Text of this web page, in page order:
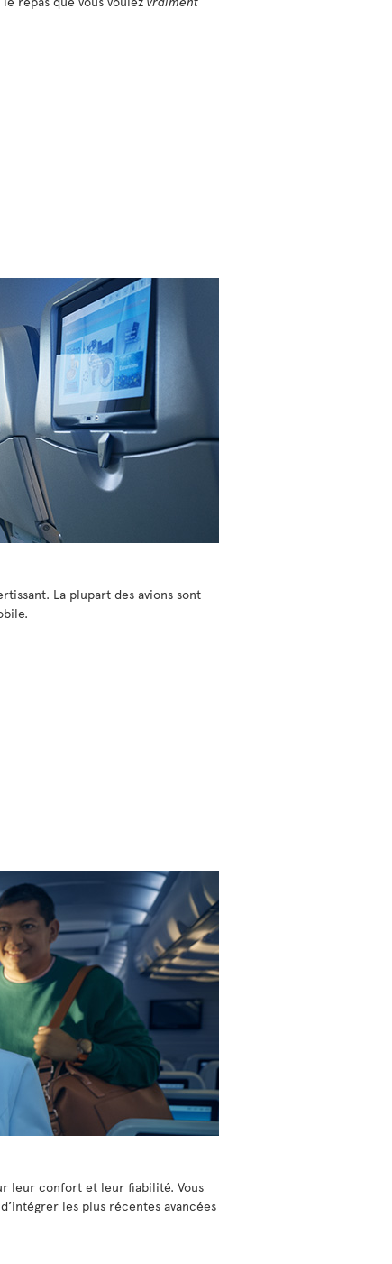
La plupart des avions sont
leur confort et leur fiabilité. Vous
les plus récentes avancées